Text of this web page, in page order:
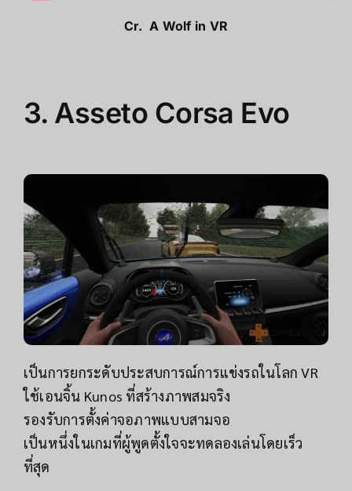
Cr. A Wolf in VR
3. Asseto Corsa Evo
เป็นการยกระดับประสบการณ์การแข่งรถในโลก VR
ใช้เอนจิ้น Kunos ที่สร้างภาพสมจริง
รองรับการตั้งค่าจอภาพแบบสามจอ
เป็นหนึ่งในเกมที่ผู้พูดตั้งใจจะทดลองเล่นโดยเร็ว
ที่สุด